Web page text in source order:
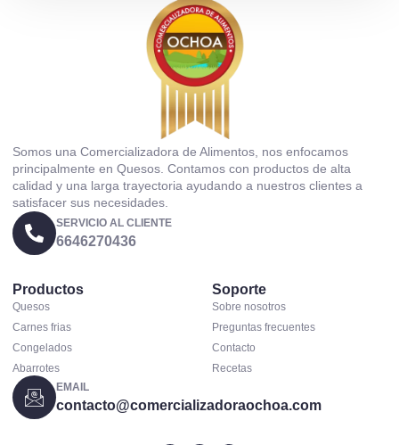
Somos una Comercializadora de Alimentos, nos enfocamos
principalmente en Quesos. Contamos con productos de alta
calidad y una larga trayectoria ayudando a nuestros clientes a
satisfacer sus necesidades.
SERVICIO AL CLIENTE
6646270436
Productos
Quesos
Carnes frias
Congelados
Abarrotes
EMAIL
contacto@comercializadoraochoa.com
Soporte
Sobre nosotros
Preguntas frecuentes
Contacto
Recetas